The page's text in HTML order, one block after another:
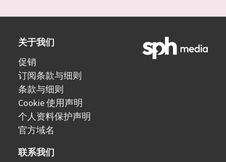
关于我们
促销
订阅条款与细则
条款与细则
Cookie 使用声明
个人资料保护声明
官方域名
联系我们